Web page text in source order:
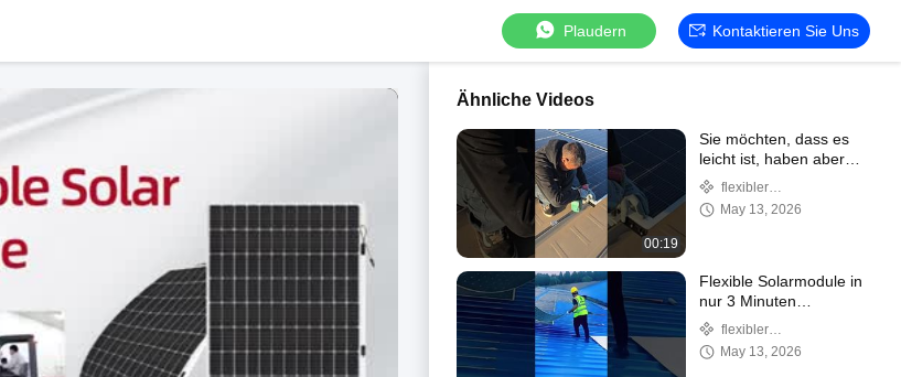
Plaudern Kontaktieren Sie Uns
Ähnliche Videos
00:19
Sie möchten, dass es
leicht ist, haben aber
Angst, dass es nicht
stark genug ist?
flexibler
Sonnenkollektor
May 13, 2026
Flexible Solarmodule in
nur 3 Minuten
installieren – einfach
und schnell.
flexibler
Sonnenkollektor
May 13, 2026